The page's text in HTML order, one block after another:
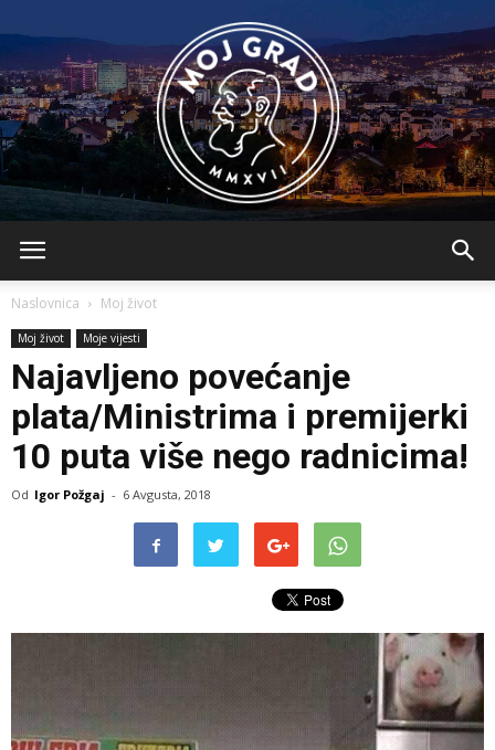
Naslovnica Moj život
Moj život Moje vijesti
Najavljeno povećanje
plata/Ministrima i premijerki
10 puta više nego radnicima!
Od Igor Požgaj - 6 Avgusta, 2018